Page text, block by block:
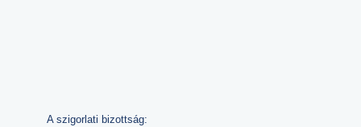
A szigorlati bizottság: